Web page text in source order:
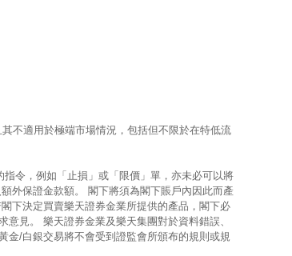
不適用於極端市場情況，包括但不限於在特低流
令，例如「止損」或「限價」單，亦未必可以將
外保證金款額。 閣下將須為閣下賬戶內因此而產
下決定買賣樂天證券金業所提供的產品，閣下必
見。 樂天證券金業及樂天集團對於資料錯誤、
金/白銀交易將不會受到證監會所頒布的規則或規